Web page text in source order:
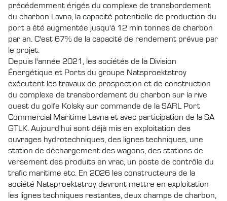
précédemment érigés du complexe de transbordement
du charbon Lavna, la capacité potentielle de production du
port a été augmentée jusqu'à 12 mln tonnes de charbon
par an. C'est 67% de la capacité de rendement prévue par
le projet.
Depuis l'année 2021, les sociétés de la Division
Énergétique et Ports du groupe Natsproektstroy
exécutent les travaux de prospection et de construction
du complexe de transbordement du charbon sur la rive
ouest du golfe Kolsky sur commande de la SARL Port
Commercial Maritime Lavna et avec participation de la SA
GTLK. Aujourd'hui sont déjà mis en exploitation des
ouvrages hydrotechniques, des lignes techniques, une
station de déchargement des wagons, des stations de
versement des produits en vrac, un poste de contrôle du
trafic maritime etc. En 2026 les constructeurs de la
société Natsproektstroy devront mettre en exploitation
les lignes techniques restantes, deux champs de charbon,